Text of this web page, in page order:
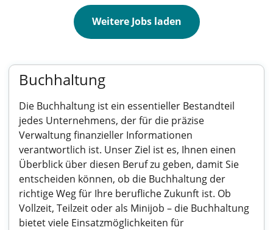
Weitere Jobs laden
Buchhaltung
Die Buchhaltung ist ein essentieller Bestandteil
jedes Unternehmens, der für die präzise
Verwaltung finanzieller Informationen
verantwortlich ist. Unser Ziel ist es, Ihnen einen
Überblick über diesen Beruf zu geben, damit Sie
entscheiden können, ob die Buchhaltung der
richtige Weg für Ihre berufliche Zukunft ist. Ob
Vollzeit, Teilzeit oder als Minijob – die Buchhaltung
bietet viele Einsatzmöglichkeiten für